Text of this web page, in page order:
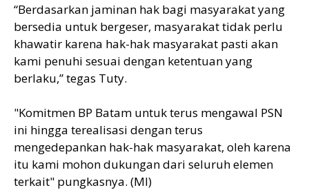
“Berdasarkan jaminan hak bagi masyarakat yang
bersedia untuk bergeser, masyarakat tidak perlu
khawatir karena hak-hak masyarakat pasti akan
kami penuhi sesuai dengan ketentuan yang
berlaku,” tegas Tuty.
"Komitmen BP Batam untuk terus mengawal PSN
ini hingga terealisasi dengan terus
mengedepankan hak-hak masyarakat, oleh karena
itu kami mohon dukungan dari seluruh elemen
terkait" pungkasnya. (MI)